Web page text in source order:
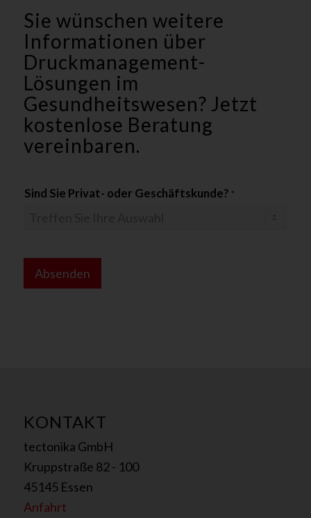
Sie wünschen weitere
Informationen über
Druckmanagement-
Lösungen im
Gesundheitswesen? Jetzt
kostenlose Beratung
vereinbaren.
Sind Sie Privat- oder Geschäftskunde? *
a
*
Absenden
KONTAKT
tectonika GmbH
Kruppstraße 82 - 100
45145 Essen
Anfahrt